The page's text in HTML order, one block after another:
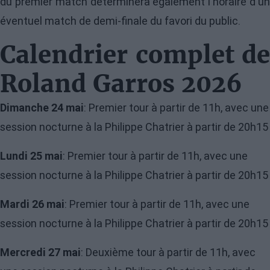
éventuel match de demi-finale du favori du public.
Calendrier complet de
Roland Garros 2026
Dimanche 24 mai: Premier tour à partir de 11h, avec une
session nocturne à la Philippe Chatrier à partir de 20h15
Lundi 25 mai: Premier tour à partir de 11h, avec une
session nocturne à la Philippe Chatrier à partir de 20h15
Mardi 26 mai: Premier tour à partir de 11h, avec une
session nocturne à la Philippe Chatrier à partir de 20h15
Mercredi 27 mai: Deuxième tour à partir de 11h, avec